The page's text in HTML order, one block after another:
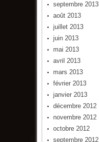
septembre 2013
août 2013
juillet 2013
juin 2013
mai 2013
avril 2013
mars 2013
février 2013
janvier 2013
décembre 2012
novembre 2012
octobre 2012
septembre 2012